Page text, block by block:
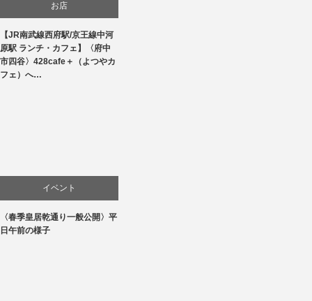
お店
商品紹介
【JR南武線西府駅/京王線中河
原駅 ランチ・カフェ】〈府中
市四谷〉428cafe＋（よつやカ
フェ）へ…
イベント
文化
〈春季皇居乾通り一般公開〉平
日午前の様子